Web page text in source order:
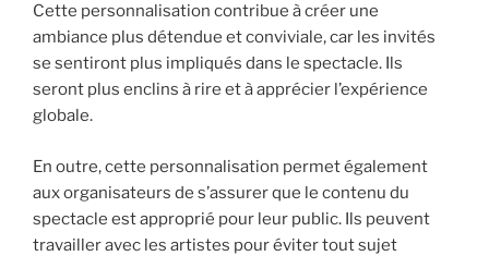
Cette personnalisation contribue à créer une
ambiance plus détendue et conviviale, car les invités
se sentiront plus impliqués dans le spectacle. Ils
seront plus enclins à rire et à apprécier l’expérience
globale.
En outre, cette personnalisation permet également
aux organisateurs de s’assurer que le contenu du
spectacle est approprié pour leur public. Ils peuvent
travailler avec les artistes pour éviter tout sujet